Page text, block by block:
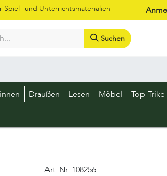
Spiel- und Unterrichtsmaterialien
Suchen
Draußen Lesen Möbel Top-Trike
Art. Nr. 108256